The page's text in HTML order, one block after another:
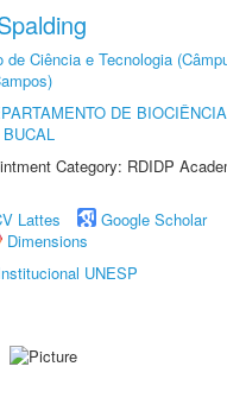
de Ciência e Tecnologia
DE
Category: RDIDP
Lattes
Google Scholar
Dimensions
UNESP